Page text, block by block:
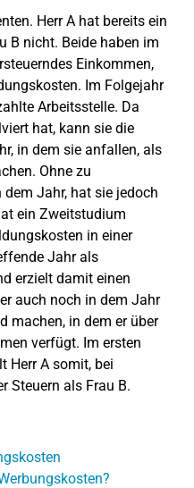
Herr A hat bereits ein
B nicht. Beide haben im
Einkommen,
Im Folgejahr
Arbeitsstelle. Da
hat, kann sie die
in dem sie anfallen, als
Ohne zu
Jahr, hat sie jedoch
ein Zweitstudium
in einer
Jahr als
erzielt damit einen
auch noch in dem Jahr
machen, in dem er über
verfügt. Im ersten
Herr A somit, bei
Steuern als Frau B.